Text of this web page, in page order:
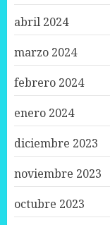
abril 2024
marzo 2024
febrero 2024
enero 2024
diciembre 2023
noviembre 2023
octubre 2023